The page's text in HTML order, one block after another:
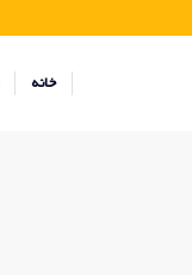
خانه